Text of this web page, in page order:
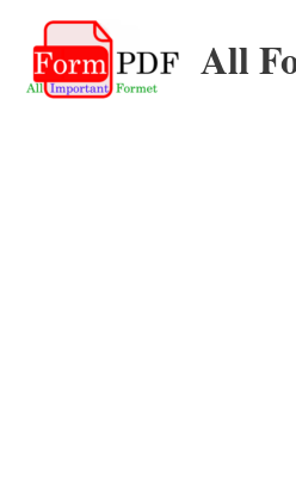
content
All